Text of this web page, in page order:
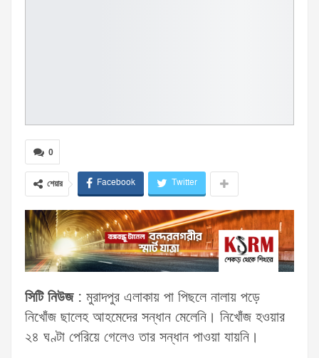
0
শেয়ার Facebook Twitter
সিটি নিউজ: মুরাদপুর এলাকায় পা পিছলে নালায় পড়ে
নিখোঁজ ছালেহ আহমেদের সন্ধান মেলেনি। নিখোঁজ হওয়ার
২৪ ঘণ্টা পেরিয়ে গেলেও তার সন্ধান পাওয়া যায়নি।